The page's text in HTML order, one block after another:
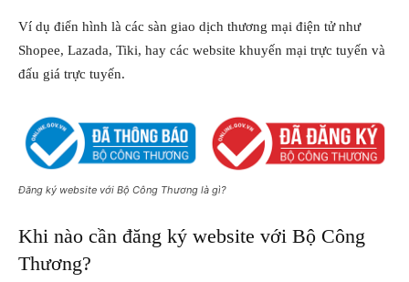
Ví dụ điển hình là các sàn giao dịch thương mại điện tử như
Shopee, Lazada, Tiki, hay các website khuyến mại trực tuyến và
đấu giá trực tuyến.
Đăng ký website với Bộ Công Thương là gì?
Khi nào cần đăng ký website với Bộ Công
Thương?